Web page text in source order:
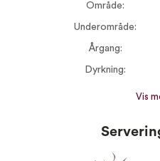
Område:
Underområde:
Årgang:
Dyrkning:
Proptype:
Serveres ved:
Vis